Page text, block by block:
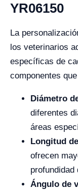
YR06150
La
los veterinarios
específicas de
componentes
Diámetro
diferentes
áreas
Longitud
ofrecen
profundidad
Ángulo de